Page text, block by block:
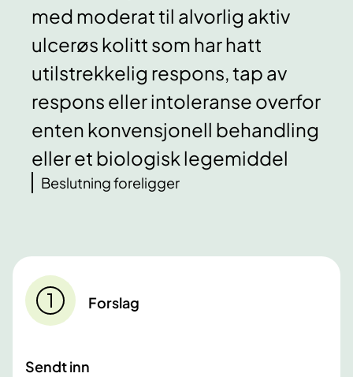
med moderat til alvorlig aktiv
ulcerøs kolitt som har hatt
utilstrekkelig respons, tap av
respons eller intoleranse overfor
enten konvensjonell behandling
eller et biologisk legemiddel
Beslutning foreligger
Forslag
Sendt inn